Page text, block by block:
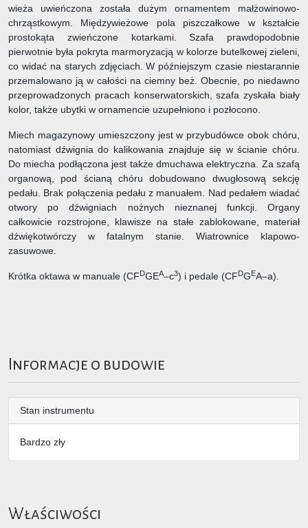
wieża uwieńczona została dużym ornamentem małżowinowo-
chrząstkowym. Międzywieżowe pola piszczałkowe w kształcie
prostokąta zwieńczone kotarkami. Szafa prawdopodobnie
pierwotnie była pokryta marmoryzacją w kolorze butelkowej zieleni,
co widać na starych zdjęciach. W późniejszym czasie niestarannie
przemalowano ją w całości na ciemny beż. Obecnie, po niedawno
przeprowadzonych pracach konserwatorskich, szafa zyskała biały
kolor, także ubytki w ornamencie uzupełniono i pozłocono.
Miech magazynowy umieszczony jest w przybudówce obok chóru,
natomiast dźwignia do kalikowania znajduje się w ścianie chóru.
Do miecha podłączona jest także dmuchawa elektryczna. Za szafą
organową, pod ścianą chóru dobudowano dwugłosową sekcję
pedału. Brak połączenia pedału z manuałem. Nad pedałem wiadać
otwory po dźwigniach nożnych nieznanej funkcji. Organy
całkowicie rozstrojone, klawisze na stałe zablokowane, materiał
dźwiękotwórczy w fatalnym stanie. Wiatrownice klapowo-
zasuwowe.
Krótka oktawa w manuale (CFDGEA–c3) i pedale (CFDGEA–a).
Informacje o budowie
Stan instrumentu
Bardzo zły
Właściwości